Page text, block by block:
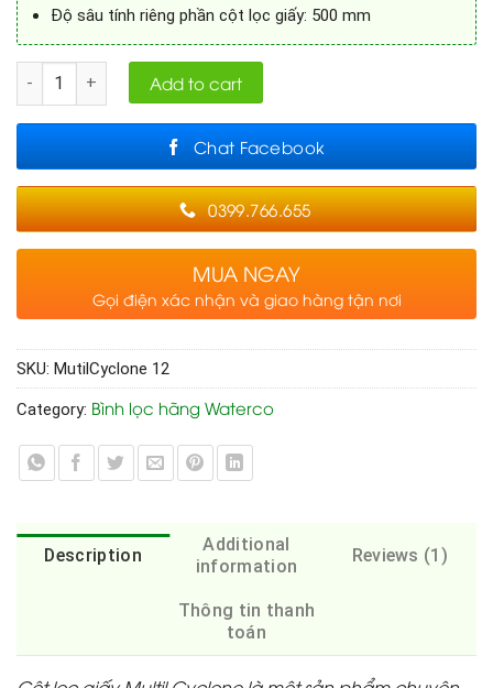
Độ sâu tính riêng phần cột lọc giấy: 500 mm
Quantity Add to cart
Chat Facebook
0399.766.655
MUA NGAY
Gọi điện xác nhận và giao hàng tận nơi
SKU: MutilCyclone 12
Category: Bình lọc hãng Waterco
Description
Additional
information
Reviews (1)
Thông tin thanh
toán